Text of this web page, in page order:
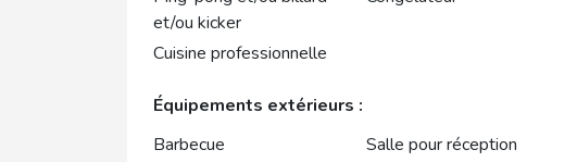
et/ou kicker
Cuisine professionnelle
Équipements extérieurs :
Barbecue
Salle pour réception